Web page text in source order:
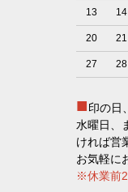
13 14
20 21
27 28
■印の日
水曜日、
ければ営
お気軽に
※休業前